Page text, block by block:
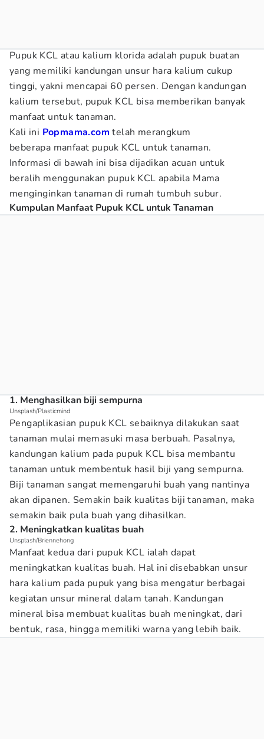
Pupuk KCL atau kalium klorida adalah pupuk buatan
yang memiliki kandungan unsur hara kalium cukup
tinggi, yakni mencapai 60 persen. Dengan kandungan
kalium tersebut, pupuk KCL bisa memberikan banyak
manfaat untuk tanaman.
Kali ini Popmama.com telah merangkum
beberapa manfaat pupuk KCL untuk tanaman.
Informasi di bawah ini bisa dijadikan acuan untuk
beralih menggunakan pupuk KCL apabila Mama
menginginkan tanaman di rumah tumbuh subur.
Kumpulan Manfaat Pupuk KCL untuk Tanaman
1. Menghasilkan biji sempurna
Unsplash/Plasticmind
Pengaplikasian pupuk KCL sebaiknya dilakukan saat
tanaman mulai memasuki masa berbuah. Pasalnya,
kandungan kalium pada pupuk KCL bisa membantu
tanaman untuk membentuk hasil biji yang sempurna.
Biji tanaman sangat memengaruhi buah yang nantinya
akan dipanen. Semakin baik kualitas biji tanaman, maka
semakin baik pula buah yang dihasilkan.
2. Meningkatkan kualitas buah
Unsplash/Briennehong
Manfaat kedua dari pupuk KCL ialah dapat
meningkatkan kualitas buah. Hal ini disebabkan unsur
hara kalium pada pupuk yang bisa mengatur berbagai
kegiatan unsur mineral dalam tanah. Kandungan
mineral bisa membuat kualitas buah meningkat, dari
bentuk, rasa, hingga memiliki warna yang lebih baik.